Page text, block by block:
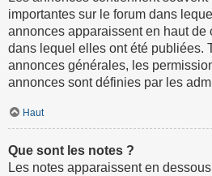
importantes sur le forum dans
annonces apparaissent en haut de
dans lequel elles ont été publiées.
annonces générales, les
annonces sont définies par les
Haut
Que sont les notes ?
Les notes apparaissent en